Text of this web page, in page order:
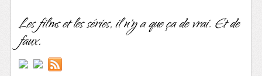
Les films et les séries, il n'y a que ça de vrai. Et de
faux.